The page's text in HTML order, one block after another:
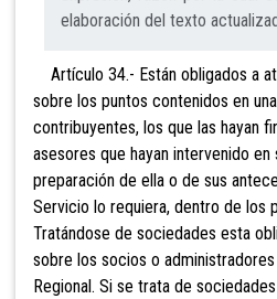
elaboración del texto
Artículo 34.- Están obligados a
sobre los puntos contenidos en
contribuyentes, los que las hayan
asesores que hayan intervenido
preparación de ella o de sus
Servicio lo requiera, dentro de los
Tratándose de sociedades esta
sobre los socios o
Regional. Si se trata de